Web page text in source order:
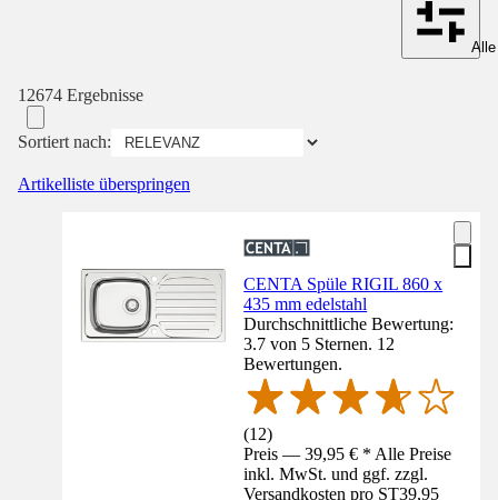
12674 Ergebnisse
Sortiert nach:
Artikelliste überspringen
CENTA Spüle RIGIL 860 x
435 mm edelstahl
Durchschnittliche Bewertung:
3.7 von 5 Sternen. 12
Bewertungen.
(12)
Preis — 39,95 € * Alle Preise
inkl. MwSt. und ggf. zzgl.
Versandkosten pro ST39,95